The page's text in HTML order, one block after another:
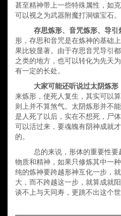
甚至精神带上一些特殊属性，如
可以视之为武器附魔打洞镶宝石。
存思炼形、音咒炼形、导引
形，存思和音咒是在炼神的基础
果比较显著。由于存思音咒导引
之类的地方，也可以转化为先天
有一定的长处。
大家可能还听说过太阴炼形
来炼形，使死人复生，其实可以
则上并不算煞气。 太阴炼形并不
是人死了以后，实在不想死，尸
可以活过来，要魂魄有阴神成就
的。
总的来说，形体的重要性要
物质和精神，如果只修炼其中一
纯的炼神要跨越形神互化一步 ，
大，而不跨越这一步，就算成就
谈不上与天同寿，更跳不出这个世